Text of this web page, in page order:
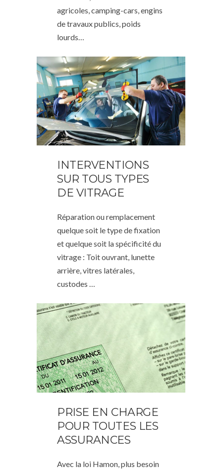
agricoles, camping-cars, engins
de travaux publics, poids
lourds…
INTERVENTIONS
SUR TOUS TYPES
DE VITRAGE
Réparation ou remplacement
quelque soit le type de fixation
et quelque soit la spécificité du
vitrage : Toit ouvrant, lunette
arrière, vitres latérales,
custodes …
PRISE EN CHARGE
POUR TOUTES LES
ASSURANCES
Avec la loi Hamon, plus besoin